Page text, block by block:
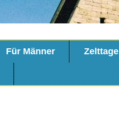
Für Männer Zelttage